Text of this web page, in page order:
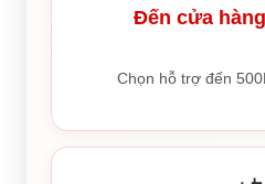
Đến cửa
Chọn hỗ trợ đến